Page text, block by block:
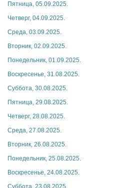
Пятница, 05.09.2025.
Четверг, 04.09.2025.
Среда, 03.09.2025.
Вторник, 02.09.2025.
Понедельник, 01.09.2025.
Воскресенье, 31.08.2025.
Суббота, 30.08.2025.
Пятница, 29.08.2025.
Четверг, 28.08.2025.
Среда, 27.08.2025.
Вторник, 26.08.2025.
Понедельник, 25.08.2025.
Воскресенье, 24.08.2025.
Суббота, 23.08.2025.